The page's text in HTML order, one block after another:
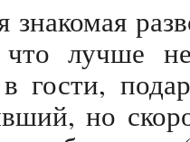
знакомая
лучше не
гости,
но